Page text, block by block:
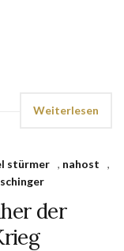
Weiterlesen
stürmer , nahost
,
der